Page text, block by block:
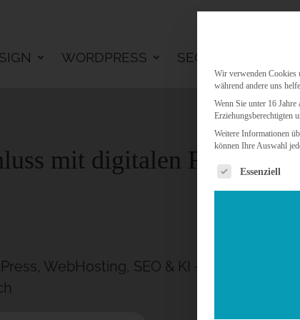
WORDPRESS SEO
mit digitalen
WebHosting, SEO & KI – MIKAS ISP seit
Wir verwenden Cookies
während andere uns
Wenn Sie unter 16
Erziehungsberechtigten
Weitere Informationen
können Ihre Auswahl
Es folgt eine
Essenziell